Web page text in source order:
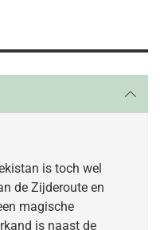
is toch wel
de Zijderoute en
magische
is naast de